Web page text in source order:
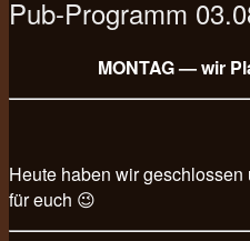
Pub-Programm
MONTAG — wir
Heute haben wir
für euch 😉